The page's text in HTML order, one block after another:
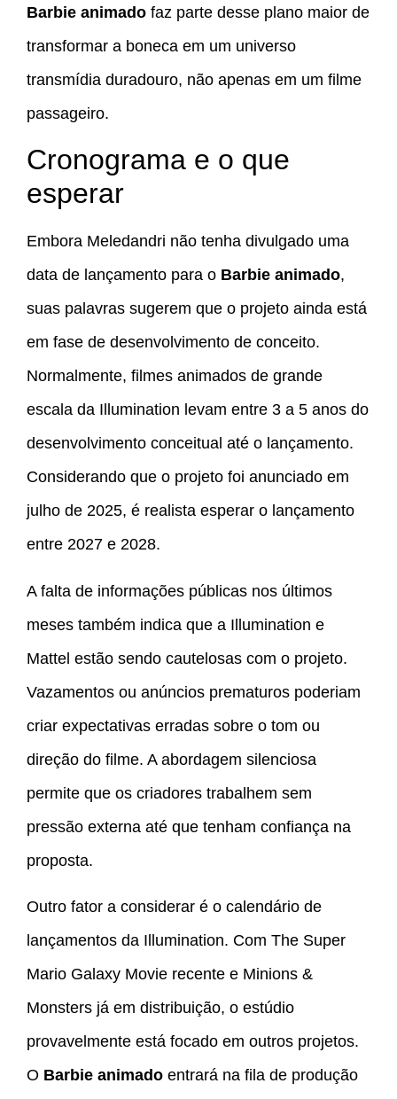
Barbie animado faz parte desse plano maior de
transformar a boneca em um universo
transmídia duradouro, não apenas em um filme
passageiro.
Cronograma e o que
esperar
Embora Meledandri não tenha divulgado uma
data de lançamento para o Barbie animado,
suas palavras sugerem que o projeto ainda está
em fase de desenvolvimento de conceito.
Normalmente, filmes animados de grande
escala da Illumination levam entre 3 a 5 anos do
desenvolvimento conceitual até o lançamento.
Considerando que o projeto foi anunciado em
julho de 2025, é realista esperar o lançamento
entre 2027 e 2028.
A falta de informações públicas nos últimos
meses também indica que a Illumination e
Mattel estão sendo cautelosas com o projeto.
Vazamentos ou anúncios prematuros poderiam
criar expectativas erradas sobre o tom ou
direção do filme. A abordagem silenciosa
permite que os criadores trabalhem sem
pressão externa até que tenham confiança na
proposta.
Outro fator a considerar é o calendário de
lançamentos da Illumination. Com The Super
Mario Galaxy Movie recente e Minions &
Monsters já em distribuição, o estúdio
provavelmente está focado em outros projetos.
O Barbie animado entrará na fila de produção